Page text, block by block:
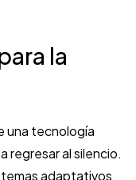
la
una tecnología
regresar al silencio.
adaptativos